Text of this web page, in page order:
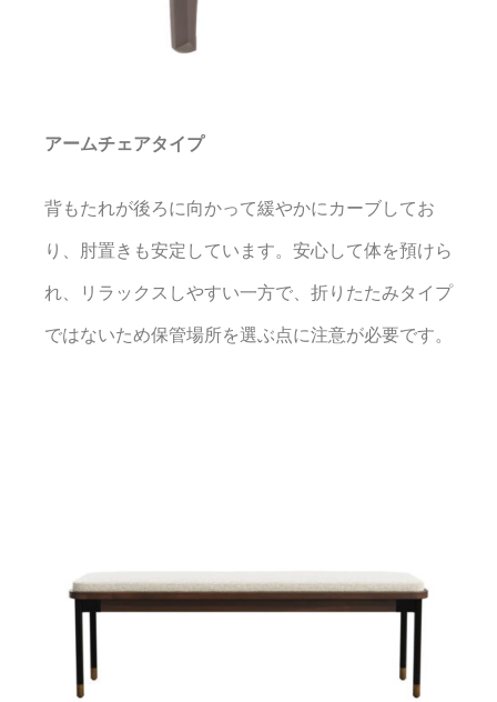
アームチェアタイプ
背もたれが後ろに向かって緩やかにカーブしてお
り、肘置きも安定しています。安心して体を預けら
れ、リラックスしやすい一方で、折りたたみタイプ
ではないため保管場所を選ぶ点に注意が必要です。